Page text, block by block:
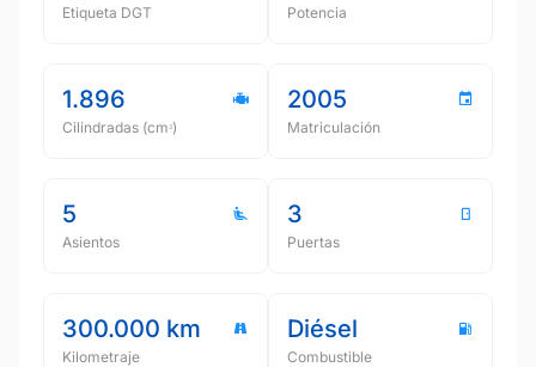
Etiqueta DGT Potencia
1.896
Cilindradas (cmᵌ)
2005
Matriculación
5
Asientos
3
Puertas
300.000 km
Kilometraje
Diésel
Combustible